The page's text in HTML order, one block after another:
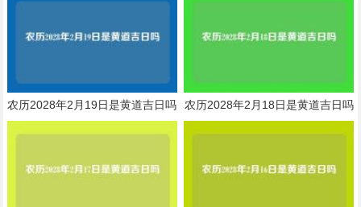
农历2028年2月19日是黄道吉日吗 农历2028年2月18日是黄道吉日吗